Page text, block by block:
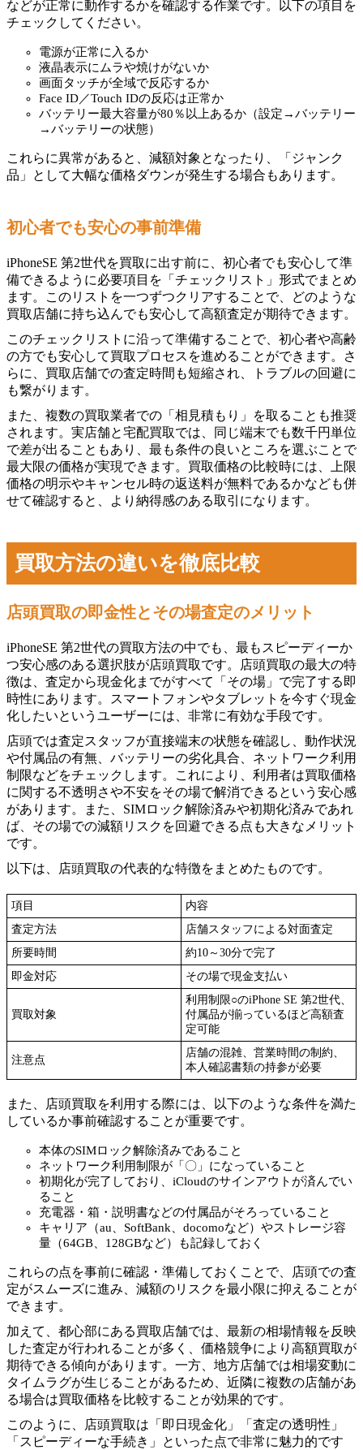
などが正常に動作するかを確認する作業です。以下の項目を
チェックしてください。
電源が正常に入るか
液晶表示にムラや焼けがないか
画面タッチが全域で反応するか
Face ID／Touch IDの反応は正常か
バッテリー最大容量が80％以上あるか（設定→バッテリー
→バッテリーの状態）
これらに異常があると、減額対象となったり、「ジャンク
品」として大幅な価格ダウンが発生する場合もあります。
初心者でも安心の事前準備
iPhoneSE 第2世代を買取に出す前に、初心者でも安心して準
備できるように必要項目を「チェックリスト」形式でまとめ
ます。このリストを一つずつクリアすることで、どのような
買取店舗に持ち込んでも安心して高額査定が期待できます。
このチェックリストに沿って準備することで、初心者や高齢
の方でも安心して買取プロセスを進めることができます。さ
らに、買取店舗での査定時間も短縮され、トラブルの回避に
も繋がります。
また、複数の買取業者での「相見積もり」を取ることも推奨
されます。実店舗と宅配買取では、同じ端末でも数千円単位
で差が出ることもあり、最も条件の良いところを選ぶことで
最大限の価格が実現できます。買取価格の比較時には、上限
価格の明示やキャンセル時の返送料が無料であるかなども併
せて確認すると、より納得感のある取引になります。
買取方法の違いを徹底比較
店頭買取の即金性とその場査定のメリット
iPhoneSE 第2世代の買取方法の中でも、最もスピーディーか
つ安心感のある選択肢が店頭買取です。店頭買取の最大の特
徴は、査定から現金化までがすべて「その場」で完了する即
時性にあります。スマートフォンやタブレットを今すぐ現金
化したいというユーザーには、非常に有効な手段です。
店頭では査定スタッフが直接端末の状態を確認し、動作状況
や付属品の有無、バッテリーの劣化具合、ネットワーク利用
制限などをチェックします。これにより、利用者は買取価格
に関する不透明さや不安をその場で解消できるという安心感
があります。また、SIMロック解除済みや初期化済みであれ
ば、その場での減額リスクを回避できる点も大きなメリット
です。
以下は、店頭買取の代表的な特徴をまとめたものです。
項目
内容
査定方法
店舗スタッフによる対面査定
所要時間
約10～30分で完了
即金対応
その場で現金支払い
買取対象
利用制限○のiPhone SE 第2世代、
付属品が揃っているほど高額査
定可能
注意点
店舗の混雑、営業時間の制約、
本人確認書類の持参が必要
また、店頭買取を利用する際には、以下のような条件を満た
しているか事前確認することが重要です。
本体のSIMロック解除済みであること
ネットワーク利用制限が「〇」になっていること
初期化が完了しており、iCloudのサインアウトが済んでい
ること
充電器・箱・説明書などの付属品がそろっていること
キャリア（au、SoftBank、docomoなど）やストレージ容
量（64GB、128GBなど）も記録しておく
これらの点を事前に確認・準備しておくことで、店頭での査
定がスムーズに進み、減額のリスクを最小限に抑えることが
できます。
加えて、都心部にある買取店舗では、最新の相場情報を反映
した査定が行われることが多く、価格競争により高額買取が
期待できる傾向があります。一方、地方店舗では相場変動に
タイムラグが生じることがあるため、近隣に複数の店舗があ
る場合は買取価格を比較することが効果的です。
このように、店頭買取は「即日現金化」「査定の透明性」
「スピーディーな手続き」といった点で非常に魅力的です